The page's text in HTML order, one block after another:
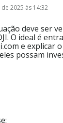
2025 às 14:32
deve ser
O ideal é
e explicar
possam